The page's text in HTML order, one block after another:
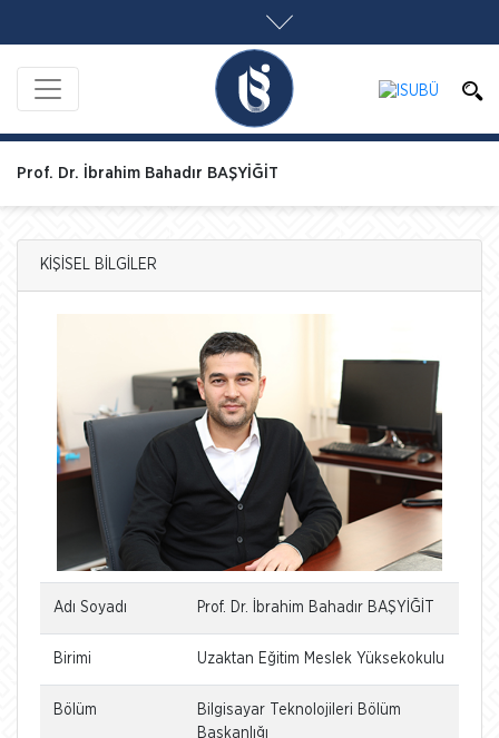
Prof. Dr. İbrahim Bahadır BAŞYİĞİT
KİŞİSEL BİLGİLER
Adı Soyadı Prof. Dr. İbrahim Bahadır BAŞYİĞİT
Birimi Uzaktan Eğitim Meslek Yüksekokulu
Bölüm
Bilgisayar Teknolojileri Bölüm
Başkanlığı